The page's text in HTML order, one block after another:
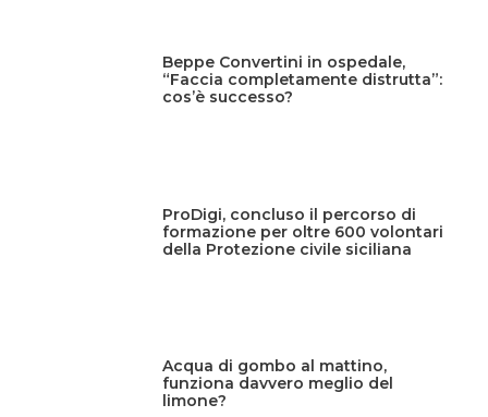
Beppe Convertini in ospedale,
“Faccia completamente distrutta”:
cos’è successo?
ProDigi, concluso il percorso di
formazione per oltre 600 volontari
della Protezione civile siciliana
Acqua di gombo al mattino,
funziona davvero meglio del
limone?